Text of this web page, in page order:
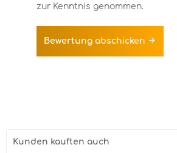
zur Kenntnis genommen.
Bewertung abschicken
Kunden kauften auch